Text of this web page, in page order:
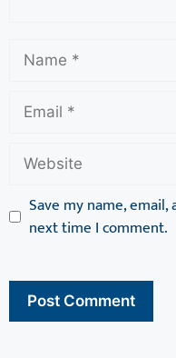
Save my name,
next time I comment.